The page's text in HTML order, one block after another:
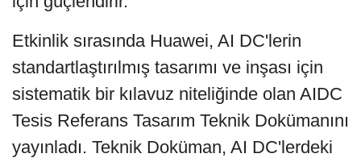
Etkinlik sırasında Huawei, AI DC'lerin
standartlaştırılmış tasarımı ve inşası için
sistematik bir kılavuz niteliğinde olan AIDC
Tesis Referans Tasarım Teknik Dokümanını
yayınladı. Teknik Doküman, AI DC'lerdeki